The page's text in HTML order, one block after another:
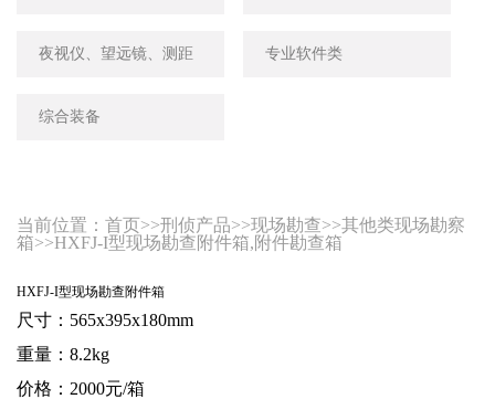
夜视仪、望远镜、测距 专业软件类
综合装备
当前位置： 首页>>刑侦产品>>现场勘查>>其他类现场勘察
箱>>HXFJ-I型现场勘查附件箱,附件勘查箱
HXFJ-I型现场勘查附件箱
尺寸：565x395x180mm
重量：8.2kg
价格：2000元/箱